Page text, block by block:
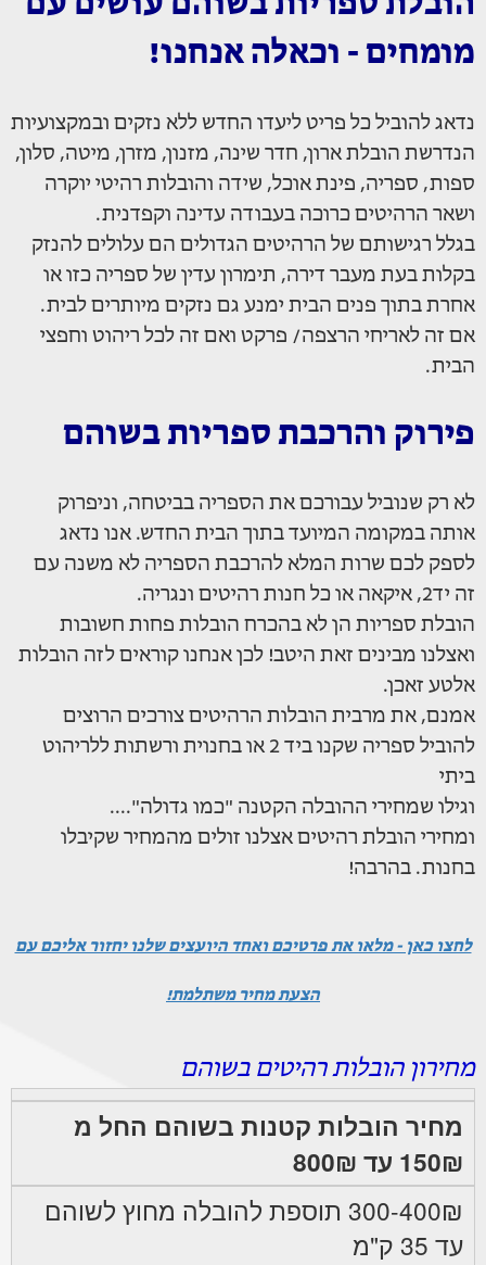
מומחים - וכאלה אנחנו!
נדאג להוביל כל פריט ליעדו החדש ללא נזקים ובמקצועיות
הנדרשת הובלת ארון, חדר שינה, מזנון, מזרן, מיטה, סלון,
ספות, ספריה, פינת אוכל, שידה והובלות רהיטי יוקרה
ושאר הרהיטים כרוכה בעבודה עדינה וקפדנית.
בגלל רגישותם של הרהיטים הגדולים הם עלולים להנזק
בקלות בעת מעבר דירה, תימרון עדין של ספריה כזו או
אחרת בתוך פנים הבית ימנע גם נזקים מיותרים לבית.
אם זה לאריחי הרצפה/ פרקט ואם זה לכל ריהוט וחפצי
הבית.
פירוק והרכבת ספריות בשוהם
לא רק שנוביל עבורכם את הספריה בביטחה, וניפרוק
אותה במקומה המיועד בתוך הבית החדש. אנו נדאג
לספק לכם שרות המלא להרכבת הספריה לא משנה עם
זה יד2, איקאה או כל חנות רהיטים ונגריה.
הובלת ספריות הן לא בהכרח הובלות פחות חשובות
ואצלנו מבינים זאת היטב! לכן אנחנו קוראים לזה הובלות
אלטע זאכן.
אמנם, את מרבית הובלות הרהיטים צורכים הרוצים
להוביל ספריה שקנו ביד 2 או בחנוית ורשתות ללריהוט
ביתי
וגילו שמחירי ההובלה הקטנה "כמו גדולה"....
ומחירי הובלת רהיטים אצלנו זולים מהמחיר שקיבלו
בחנות. בהרבה!
לחצו כאן - מלאו את פרטיכם ואחד היועצים שלנו יחזור אליכם עם
הצעת מחיר משתלמת!
מחירון הובלות רהיטים בשוהם
מחיר הובלות קטנות בשוהם החל מ
150₪ עד 800₪
300-400₪ תוספת להובלה מחוץ לשוהם
עד 35 ק"מ